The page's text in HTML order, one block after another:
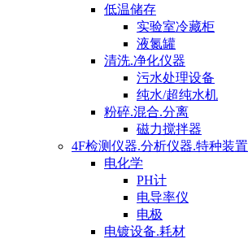
低温储存
实验室冷藏柜
液氮罐
清洗.净化仪器
污水处理设备
纯水/超纯水机
粉碎.混合.分离
磁力搅拌器
4F检测仪器.分析仪器.特种装置
电化学
PH计
电导率仪
电极
电镀设备.耗材